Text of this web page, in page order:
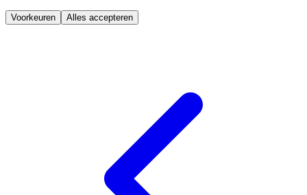
Voorkeuren Alles accepteren